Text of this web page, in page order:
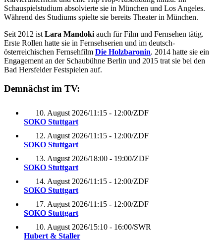
Schauspielstudium absolvierte sie in München und Los Angeles.
Während des Studiums spielte sie bereits Theater in München.
Seit 2012 ist Lara Mandoki auch für Film und Fernsehen tätig.
Erste Rollen hatte sie in Fernsehserien und im deutsch-
österreichischen Fernsehfilm Die Holzbaronin. 2014 hatte sie ein
Engagement an der Schaubühne Berlin und 2015 trat sie bei den
Bad Hersfelder Festspielen auf.
Demnächst im TV:
10. August 2026/11:15 - 12:00/ZDF
SOKO Stuttgart
12. August 2026/11:15 - 12:00/ZDF
SOKO Stuttgart
13. August 2026/18:00 - 19:00/ZDF
SOKO Stuttgart
14. August 2026/11:15 - 12:00/ZDF
SOKO Stuttgart
17. August 2026/11:15 - 12:00/ZDF
SOKO Stuttgart
10. August 2026/15:10 - 16:00/SWR
Hubert & Staller